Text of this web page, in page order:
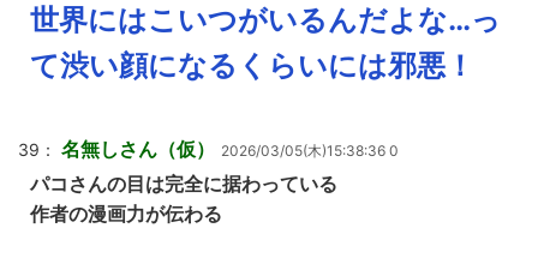
世界にはこいつがいるんだよな…っ
て渋い顔になるくらいには邪悪！
39： 名無しさん（仮） 2026/03/05(木)15:38:36 0
パコさんの目は完全に据わっている
作者の漫画力が伝わる